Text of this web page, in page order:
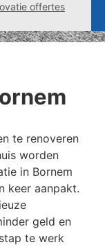
offertes
te renoveren
worden
in Bornem
keer aanpakt.
geld en
te werk